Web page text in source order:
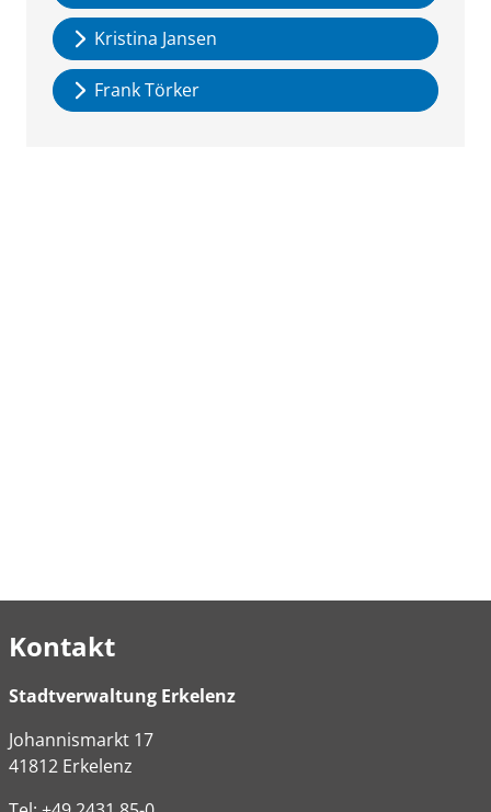
Kristina Jansen
Frank Törker
Kontakt
Stadtverwaltung Erkelenz
Johannismarkt 17
41812 Erkelenz